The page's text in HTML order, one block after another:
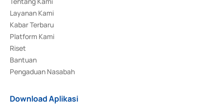
Layanan Kami
Kabar Terbaru
Platform Kami
Riset
Bantuan
Pengaduan Nasabah
Download Aplikasi